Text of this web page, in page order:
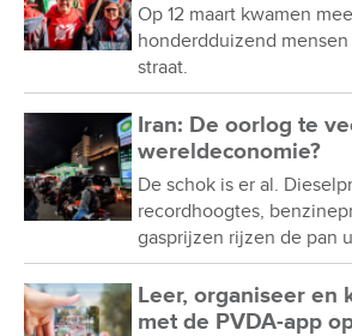
Op 12 maart kwamen
honderdduizend
straat.
Iran: De oorlog te
wereldeconomie?
De schok is er al.
recordhoogtes,
gasprijzen rijzen de pan
Leer, organiseer en
met de PVDA-app